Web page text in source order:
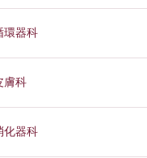
環器科
膚科
化器科